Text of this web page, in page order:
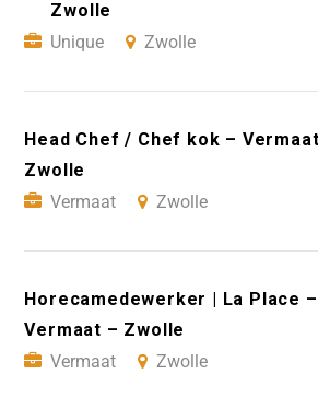
Zwolle
Unique
Zwolle
Head Chef / Chef kok –
Zwolle
Vermaat
Zwolle
Horecamedewerker | La Place –
Vermaat – Zwolle
Vermaat
Zwolle